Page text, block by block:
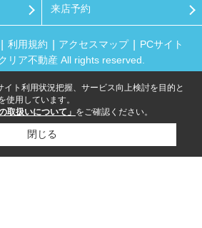
来店予約
利用規約 アクセスマップ
PCサイト
リア不動産 All rights reserved.
ト利用状況把握、サービス向上検討を目的と
使用しています。
取扱いについて」 をご確認ください。
閉じる